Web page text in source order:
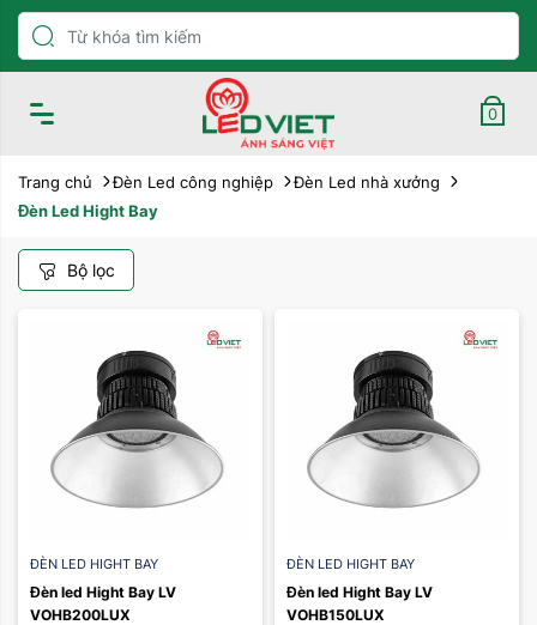
0
Trang chủ Đèn Led công nghiệp
Đèn Led nhà xưởng
Đèn Led Hight Bay
Bộ lọc
ĐÈN LED HIGHT BAY
Đèn led Hight Bay LV
VOHB200LUX
ĐÈN LED HIGHT BAY
Đèn led Hight Bay LV
VOHB150LUX